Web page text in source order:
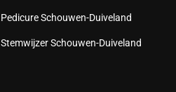
Pedicure Schouwen-Duiveland
Stemwijzer Schouwen-Duiveland